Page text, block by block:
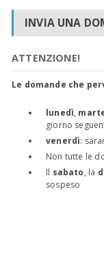
INVIA UNA
ATTENZIONE!
Le domande che
lunedì,
giorno
venerdì:
Non tutte le
Il sabato, la
sospeso